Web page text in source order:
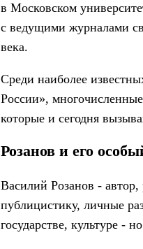
в Московском
с ведущими журналами
века.
Среди наиболее
России», многочисленные
которые и сегодня
Розанов и его
Василий Розанов -
публицистику, личные
государстве, культуре -